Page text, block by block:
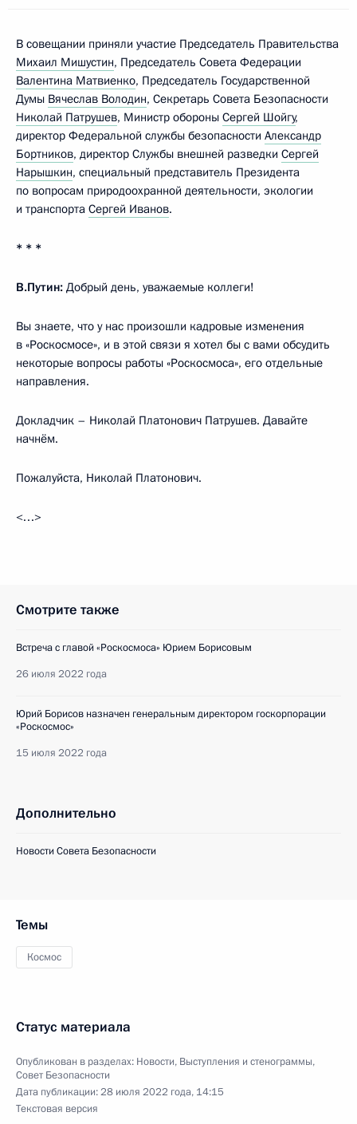
В совещании приняли участие Председатель Правительства
Михаил Мишустин, Председатель Совета Федерации
Валентина Матвиенко, Председатель Государственной
Думы Вячеслав Володин, Секретарь Совета Безопасности
Николай Патрушев, Министр обороны Сергей Шойгу,
директор Федеральной службы безопасности Александр
Бортников, директор Службы внешней разведки Сергей
Нарышкин, специальный представитель Президента
по вопросам природоохранной деятельности, экологии
и транспорта Сергей Иванов.
* * *
В.Путин: Добрый день, уважаемые коллеги!
Вы знаете, что у нас произошли кадровые изменения
в «Роскосмосе», и в этой связи я хотел бы с вами обсудить
некоторые вопросы работы «Роскосмоса», его отдельные
направления.
Докладчик – Николай Платонович Патрушев. Давайте
начнём.
Пожалуйста, Николай Платонович.
<…>
Смотрите также
Встреча с главой «Роскосмоса» Юрием Борисовым
26 июля 2022 года
Юрий Борисов назначен генеральным директором госкорпорации
«Роскосмос»
15 июля 2022 года
Дополнительно
Новости Совета Безопасности
Темы
Космос
Статус материала
Опубликован в разделах: Новости, Выступления и стенограммы,
Совет Безопасности
Дата публикации:28 июля 2022 года, 14:15
Текстовая версия